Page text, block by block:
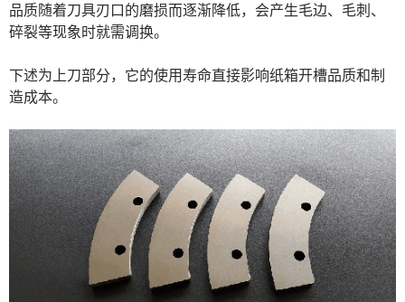
品质随着刀具刃口的磨损而逐渐降低，会产生毛边、毛刺、
碎裂等现象时就需调换。
下述为上刀部分，它的使用寿命直接影响纸箱开槽品质和制
造成本。